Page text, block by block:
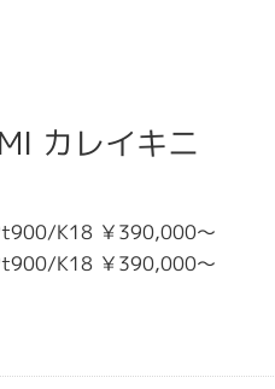
カレイキニ
K18 ￥390,000～
K18 ￥390,000～